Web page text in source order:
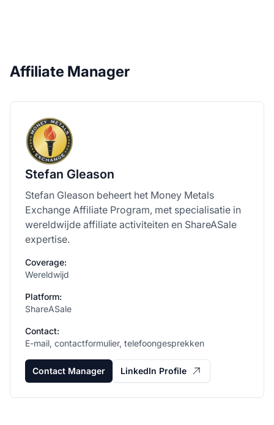
Affiliate Manager
Stefan Gleason
Stefan Gleason beheert het Money Metals
Exchange Affiliate Program, met specialisatie in
wereldwijde affiliate activiteiten en ShareASale
expertise.
Coverage:
Wereldwijd
Platform:
ShareASale
Contact:
E-mail, contactformulier, telefoongesprekken
Contact Manager LinkedIn Profile